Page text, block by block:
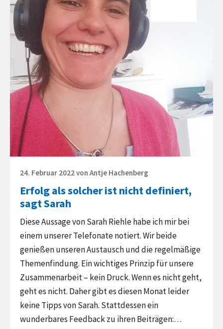
als
solcher
ist
nicht
definiert,
sagt
Sarah
Posted
24. Februar 2022von Antje Hachenberg
Erfolg als solcher ist nicht definiert,
sagt Sarah
Diese Aussage von Sarah Riehle habe ich mir bei
einem unserer Telefonate notiert. Wir beide
genießen unseren Austausch und die regelmäßige
Themenfindung. Ein wichtiges Prinzip für unsere
Zusammenarbeit – kein Druck. Wenn es nicht geht,
geht es nicht. Daher gibt es diesen Monat leider
keine Tipps von Sarah. Stattdessen ein
wunderbares Feedback zu ihren Beiträgen:…